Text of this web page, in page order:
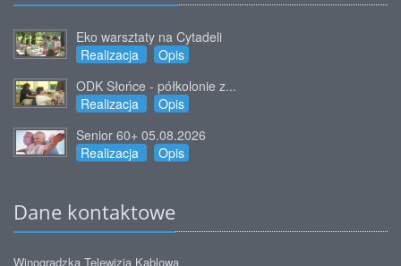
Eko warsztaty na Cytadeli
Realizacja
Opis
ODK Słońce - półkolonie z...
Realizacja
Opis
Senior 60+ 05.08.2026
Realizacja
Opis
Dane kontaktowe
Winogradzka Telewizja Kablowa